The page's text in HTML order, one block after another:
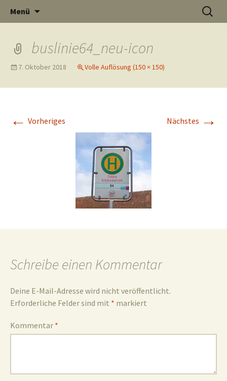
Thüste im
Internet
und
aus
und
Menü
Suchen
nach:
buslinie64_neu-icon
7. Oktober 2018 Volle Auflösung (150 × 150)
← Vorheriges Nächstes →
Schreibe einen Kommentar
Deine E-Mail-Adresse wird nicht veröffentlicht.
Erforderliche Felder sind mit * markiert
Kommentar *